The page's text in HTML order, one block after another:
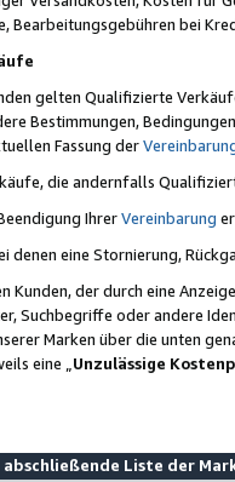
Bearbeitungsgebühren bei
gelten Qualifizierte
Bestimmungen,
Fassung der
die andernfalls
IhrerVereinbarung
denen eine Stornierung,
Kunden, der durch eine
Suchbegriffe oder andere
Marken über die unten
eine „ Unzulässige
Liste der